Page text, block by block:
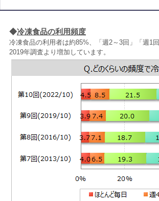
◆冷凍食品の利用頻度
冷凍食品の利用者は約85%、「週2～3回」「週1
2019年調査より増加しています。